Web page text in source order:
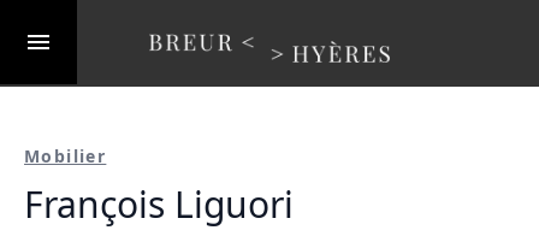
Mobilier
François Liguori